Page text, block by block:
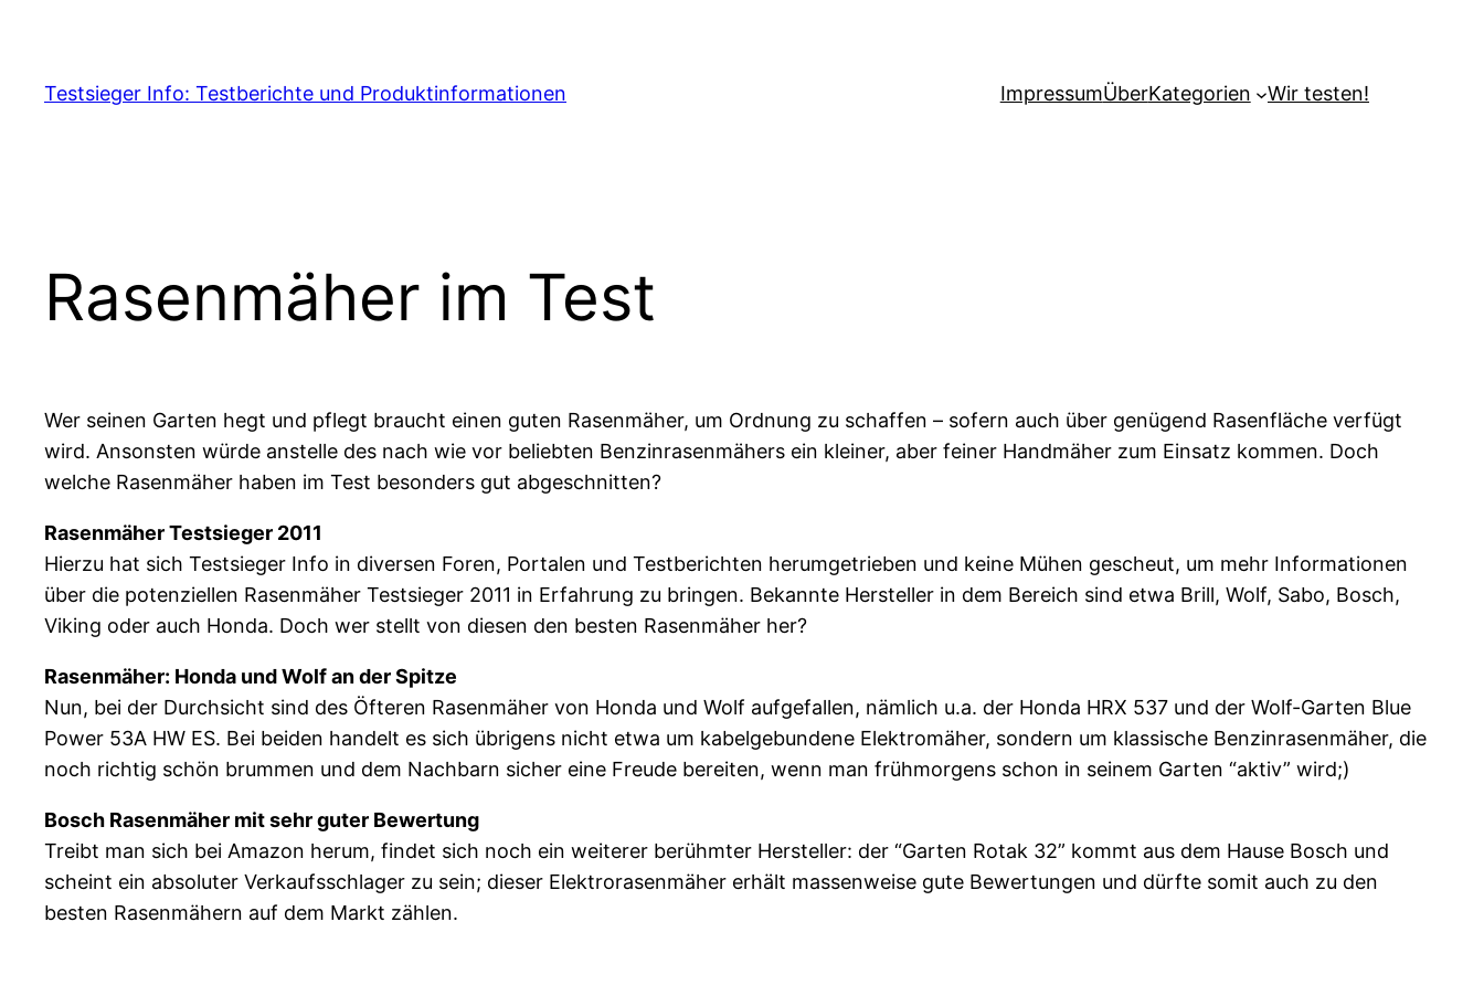
content
Testsieger Info: Testberichte und Produktinformationen ImpressumÜberKategorien Wir testen!
Rasenmäher im Test
Wer seinen Garten hegt und pflegt braucht einen guten Rasenmäher, um Ordnung zu schaffen – sofern auch über genügend Rasenfläche verfügt
wird. Ansonsten würde anstelle des nach wie vor beliebten Benzinrasenmähers ein kleiner, aber feiner Handmäher zum Einsatz kommen. Doch
welche Rasenmäher haben im Test besonders gut abgeschnitten?
Rasenmäher Testsieger 2011
Hierzu hat sich Testsieger Info in diversen Foren, Portalen und Testberichten herumgetrieben und keine Mühen gescheut, um mehr Informationen
über die potenziellen Rasenmäher Testsieger 2011 in Erfahrung zu bringen. Bekannte Hersteller in dem Bereich sind etwa Brill, Wolf, Sabo, Bosch,
Viking oder auch Honda. Doch wer stellt von diesen den besten Rasenmäher her?
Rasenmäher: Honda und Wolf an der Spitze
Nun, bei der Durchsicht sind des Öfteren Rasenmäher von Honda und Wolf aufgefallen, nämlich u.a. der Honda HRX 537 und der Wolf-Garten Blue
Power 53A HW ES. Bei beiden handelt es sich übrigens nicht etwa um kabelgebundene Elektromäher, sondern um klassische Benzinrasenmäher, die
noch richtig schön brummen und dem Nachbarn sicher eine Freude bereiten, wenn man frühmorgens schon in seinem Garten “aktiv” wird;)
Bosch Rasenmäher mit sehr guter Bewertung
Treibt man sich bei Amazon herum, findet sich noch ein weiterer berühmter Hersteller: der “Garten Rotak 32” kommt aus dem Hause Bosch und
scheint ein absoluter Verkaufsschlager zu sein; dieser Elektrorasenmäher erhält massenweise gute Bewertungen und dürfte somit auch zu den
besten Rasenmähern auf dem Markt zählen.